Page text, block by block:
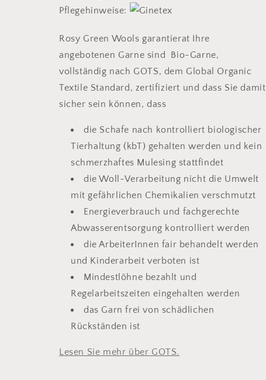
Pflegehinweise:
Rosy Green Wools garantierat Ihre
angebotenen Garne sind Bio-Garne,
vollständig nach GOTS, dem Global Organic
Textile Standard, zertifiziert und dass Sie damit
sicher sein können, dass
die Schafe nach kontrolliert biologischer
Tierhaltung (kbT) gehalten werden und kein
schmerzhaftes Mulesing stattfindet
die Woll-Verarbeitung nicht die Umwelt
mit gefährlichen Chemikalien verschmutzt
Energieverbrauch und fachgerechte
Abwasserentsorgung kontrolliert werden
die ArbeiterInnen fair behandelt werden
und Kinderarbeit verboten ist
Mindestlöhne bezahlt und
Regelarbeitszeiten eingehalten werden
das Garn frei von schädlichen
Rückständen ist
Lesen Sie mehr über GOTS.